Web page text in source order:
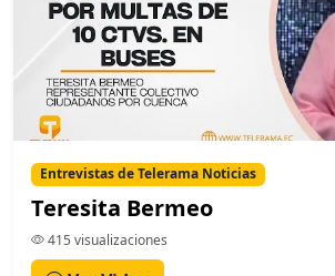
Entrevistas de Telerama Noticias
Teresita Bermeo
415 visualizaciones